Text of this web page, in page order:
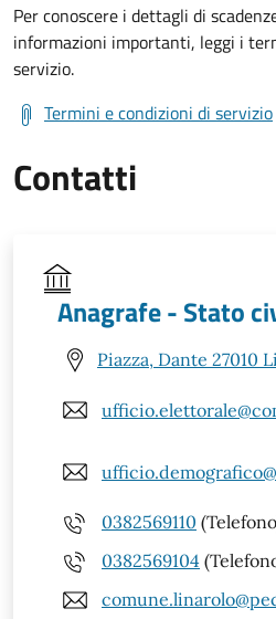
Per conoscere i dettagli di
informazioni importanti, leggi i
servizio.
Termini e condizioni di servizio
Contatti
Anagrafe - Stato
Piazza, Dante 27010
0382569110
0382569104